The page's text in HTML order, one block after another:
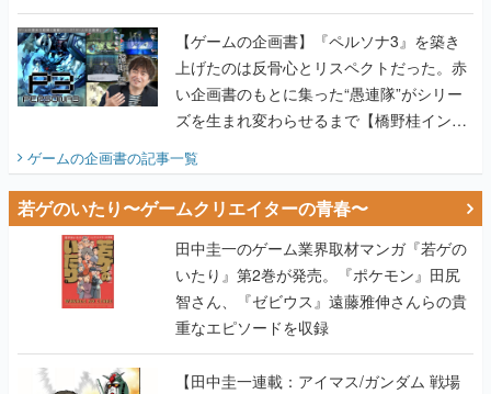
画書】
【ゲームの企画書】『ペルソナ3』を築き
上げたのは反骨心とリスペクトだった。赤
い企画書のもとに集った“愚連隊”がシリー
ズを生まれ変わらせるまで【橋野桂インタ
ゲームの企画書の記事一覧
若ゲのいたり〜ゲームクリエイターの青春〜
田中圭一のゲーム業界取材マンガ『若ゲの
いたり』第2巻が発売。『ポケモン』田尻
智さん、『ゼビウス』遠藤雅伸さんらの貴
重なエピソードを収録
【田中圭一連載：アイマス/ガンダム 戦場